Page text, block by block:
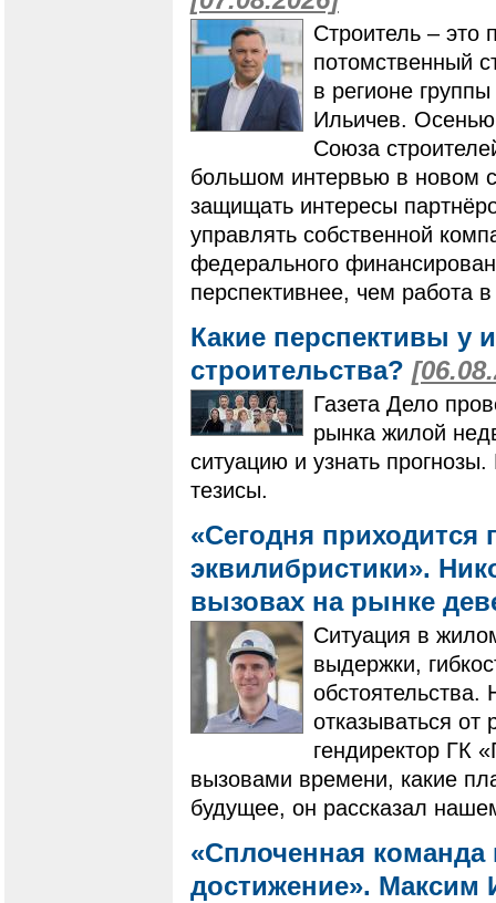
Строитель – это
потомственный
в регионе
Ильичев.
Союза
большом интервью в новом
защищать интересы
управлять собственной
федерального
перспективнее, чем работа в
Какие перспективы у
строительства?
Газета Дело
рынка жилой
ситуацию и узнать
тезисы.
«Сегодня приходится
эквилибристики».
вызовах на рынке
Ситуация в
выдержки,
обстоятельства.
отказываться от
гендиректор ГК
вызовами времени, какие
будущее, он рассказал
«Сплоченная
достижение». Максим